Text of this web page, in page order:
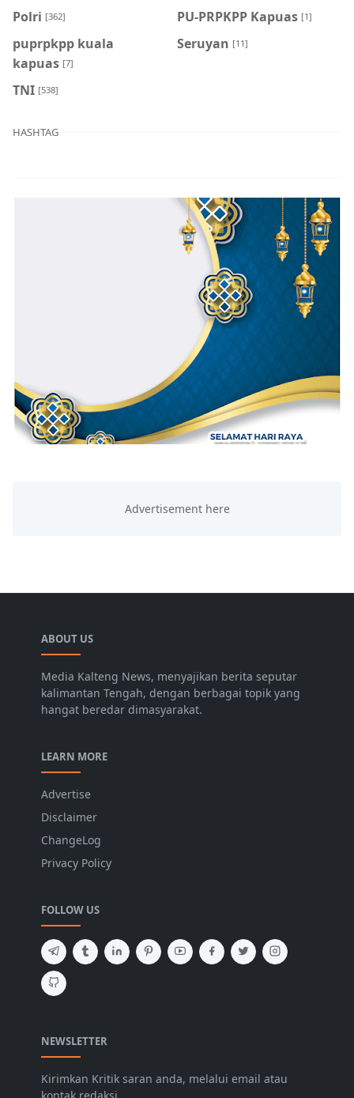
Polri [362] PU-PRPKPP Kapuas [1]
puprpkpp kuala
kapuas [7]
Seruyan [11]
TNI [538]
HASHTAG
ABOUT US
Media Kalteng News, menyajikan berita seputar
kalimantan Tengah, dengan berbagai topik yang
hangat beredar dimasyarakat.
LEARN MORE
Advertise
Disclaimer
ChangeLog
Privacy Policy
FOLLOW US
NEWSLETTER
Kirimkan Kritik saran anda, melalui email atau